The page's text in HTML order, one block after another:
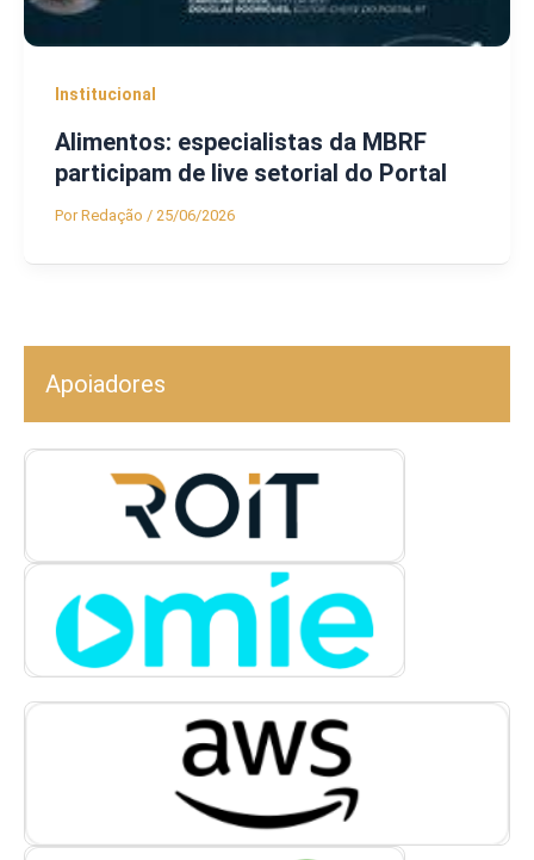
Institucional
Alimentos: especialistas da MBRF
participam de live setorial do Portal
PorRedação / 25/06/2026
Apoiadores